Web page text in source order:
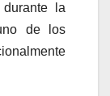
la
de los